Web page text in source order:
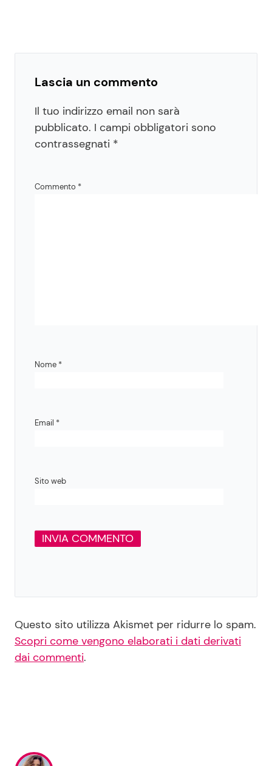
Lascia un commento
Il tuo indirizzo email non sarà
pubblicato. I campi obbligatori sono
contrassegnati *
Commento *
Nome *
Email *
Sito web
Questo sito utilizza Akismet per ridurre lo spam.
Scopri come vengono elaborati i dati derivati
dai commenti.